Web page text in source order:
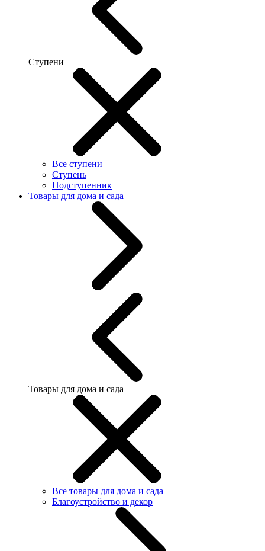
Ступени
Все ступени
Ступень
Подступенник
Товары для дома и сада
Товары для дома и сада
Все товары для дома и сада
Благоустройство и декор